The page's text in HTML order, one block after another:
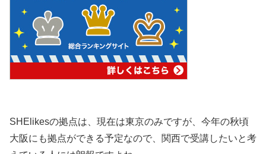
SHElikesの拠点は、現在は東京のみですが、今年の秋頃
大阪にも拠点ができる予定なので、関西で受講したいと考